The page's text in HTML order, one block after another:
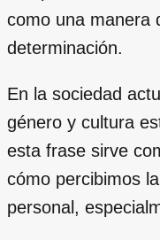
como una manera
determinación.
En la sociedad
género y cultura
esta frase sirve
cómo percibimos
personal,